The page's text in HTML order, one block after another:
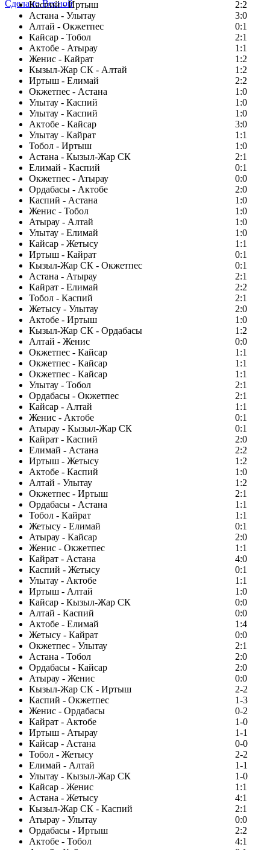
Каспий - Иртыш
2:2
Астана - Улытау
3:0
Алтай - Окжетпес
0:1
Кайсар - Тобол
2:1
Актобе - Атырау
1:1
Женис - Кайрат
1:2
Кызыл-Жар СК - Алтай
1:2
Иртыш - Елимай
2:2
Окжетпес - Астана
1:0
Улытау - Каспий
1:0
Улытау - Каспий
1:0
Актобе - Кайсар
3:0
Улытау - Кайрат
1:1
Тобол - Иртыш
1:0
Астана - Кызыл-Жар СК
2:1
Елимай - Каспий
0:1
Окжетпес - Атырау
0:0
Ордабасы - Актобе
2:0
Каспий - Астана
1:0
Женис - Тобол
1:0
Атырау - Алтай
1:0
Улытау - Елимай
1:0
Кайсар - Жетысу
1:1
Иртыш - Кайрат
0:1
Кызыл-Жар СК - Окжетпес
0:1
Астана - Атырау
2:1
Кайрат - Елимай
2:2
Тобол - Каспий
2:1
Жетысу - Улытау
2:0
Актобе - Иртыш
1:0
Кызыл-Жар СК - Ордабасы
1:2
Алтай - Женис
0:0
Окжетпес - Кайсар
1:1
Окжетпес - Кайсар
1:1
Окжетпес - Кайсар
1:1
Улытау - Тобол
2:1
Ордабасы - Окжетпес
2:1
Кайсар - Алтай
1:1
Женис - Актобе
0:1
Атырау - Кызыл-Жар СК
0:1
Кайрат - Каспий
2:0
Елимай - Астана
2:2
Иртыш - Жетысу
1:2
Актобе - Каспий
1:0
Алтай - Улытау
1:2
Окжетпес - Иртыш
2:1
Ордабасы - Астана
1:1
Тобол - Кайрат
1:1
Жетысу - Елимай
0:1
Атырау - Кайсар
2:0
Женис - Окжетпес
1:1
Кайрат - Астана
4:0
Каспий - Жетысу
0:1
Улытау - Актобе
1:1
Иртыш - Алтай
1:0
Кайсар - Кызыл-Жар СК
0:0
Алтай - Каспий
0:0
Актобе - Елимай
1:4
Жетысу - Кайрат
0:0
Окжетпес - Улытау
2:1
Астана - Тобол
2:0
Ордабасы - Кайсар
2:0
Атырау - Женис
0:0
Кызыл-Жар СК - Иртыш
2-2
Каспий - Окжетпес
1-3
Женис - Ордабасы
0-2
Кайрат - Актобе
1-0
Иртыш - Атырау
1-1
Кайсар - Астана
0-0
Тобол - Жетысу
2-2
Елимай - Алтай
1-1
Улытау - Кызыл-Жар СК
1-0
Кайсар - Женис
1:1
Астана - Жетысу
4:1
Кызыл-Жар СК - Каспий
2:1
Атырау - Улытау
0:0
Ордабасы - Иртыш
2:2
Актобе - Тобол
4:1
Сделано Весной